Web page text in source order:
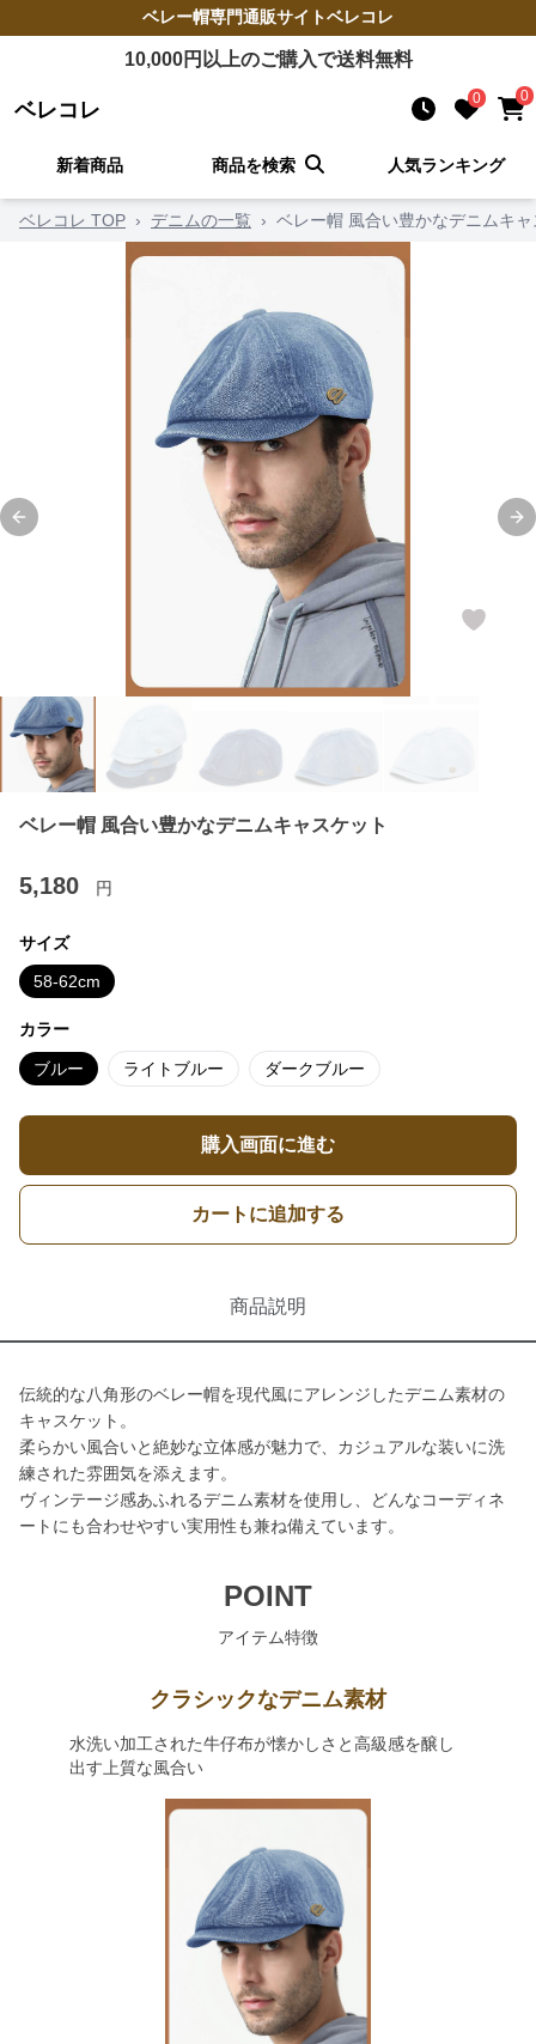
ベレー帽専門通販サイトベレコレ
10,000円以上のご購入で送料無料
ベレコレ 0 0
新着商品 商品を検索 人気ランキング
ベレコレ TOP › デニムの一覧 › ベレー帽 風合い豊かなデニムキ
Previous slide
ベレー帽 風合い豊かなデニムキャスケット
5,180 円
サイズ
58-62cm
カラー
ブルー ライトブルー ダークブルー
購入画面に進む
カートに追加する
商品説明
伝統的な八角形のベレー帽を現代風にアレンジしたデニム素材の
キャスケット。
柔らかい風合いと絶妙な立体感が魅力で、カジュアルな装いに洗
練された雰囲気を添えます。
ヴィンテージ感あふれるデニム素材を使用し、どんなコーディネ
ートにも合わせやすい実用性も兼ね備えています。
POINT
アイテム特徴
クラシックなデニム素材
水洗い加工された牛仔布が懐かしさと高級感を醸し
出す上質な風合い